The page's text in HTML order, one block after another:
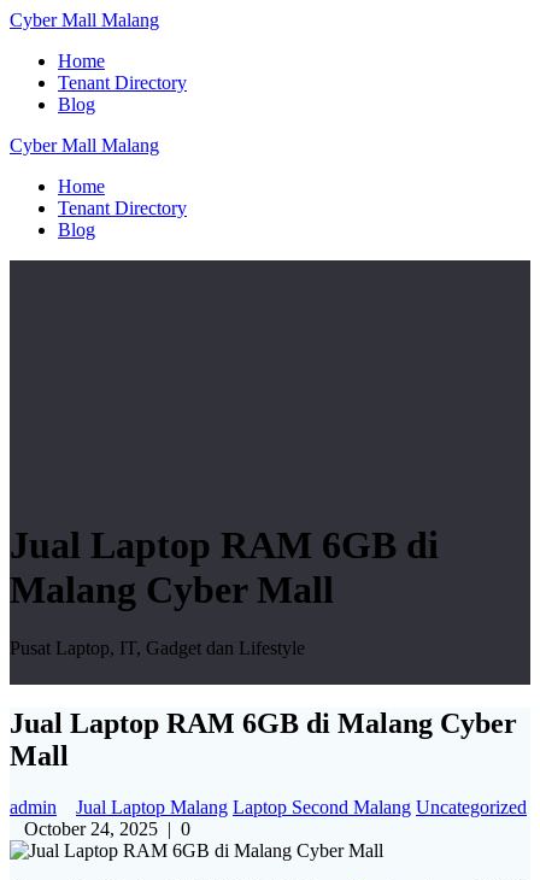
Skip
content
CyberMall Malang
Home
Tenant Directory
Blog
CyberMall Malang
Home
Tenant Directory
Blog
Jual Laptop RAM 6GB di
Malang Cyber Mall
Pusat Laptop, IT, Gadget dan Lifestyle
Jual Laptop RAM 6GB di Malang Cyber
Mall
admin Jual Laptop Malang Laptop Second Malang Uncategorized
October 24, 2025 | 0